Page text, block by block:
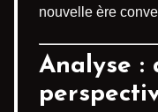
nouvelle ère
Analyse :